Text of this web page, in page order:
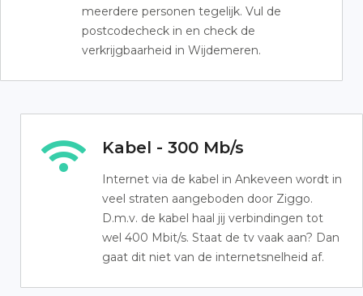
meerdere personen tegelijk. Vul de
postcodecheck in en check de
verkrijgbaarheid in Wijdemeren.
Kabel - 300 Mb/s
Internet via de kabel in Ankeveen wordt in
veel straten aangeboden door Ziggo.
D.m.v. de kabel haal jij verbindingen tot
wel 400 Mbit/s. Staat de tv vaak aan? Dan
gaat dit niet van de internetsnelheid af.